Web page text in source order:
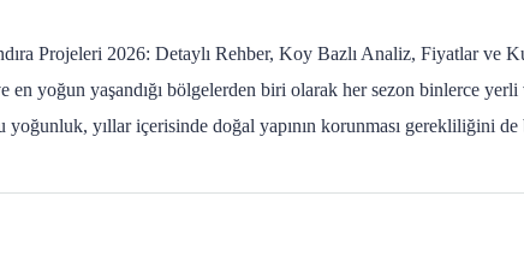
Projeleri 2026: Detaylı Rehber, Koy Bazlı Analiz, Fiyatlar ve
en yoğun yaşandığı bölgelerden biri olarak her sezon binlerce
yoğunluk, yıllar içerisinde doğal yapının korunması gerekliliğini